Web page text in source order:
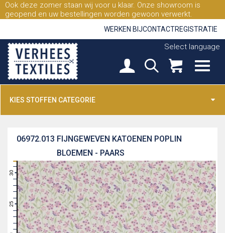
Ook deze zomer staan wij voor u klaar. Onze showroom is
geopend en uw bestellingen worden gewoon verwerkt.
WERKEN BIJCONTACTREGISTRATIE
Select language
KIES STOFFEN CATEGORIE
FIJNGEWEVEN KATOENEN POPLIN
BLOEMEN - PAARS
06972.013
23
25
26
28
29
30
31